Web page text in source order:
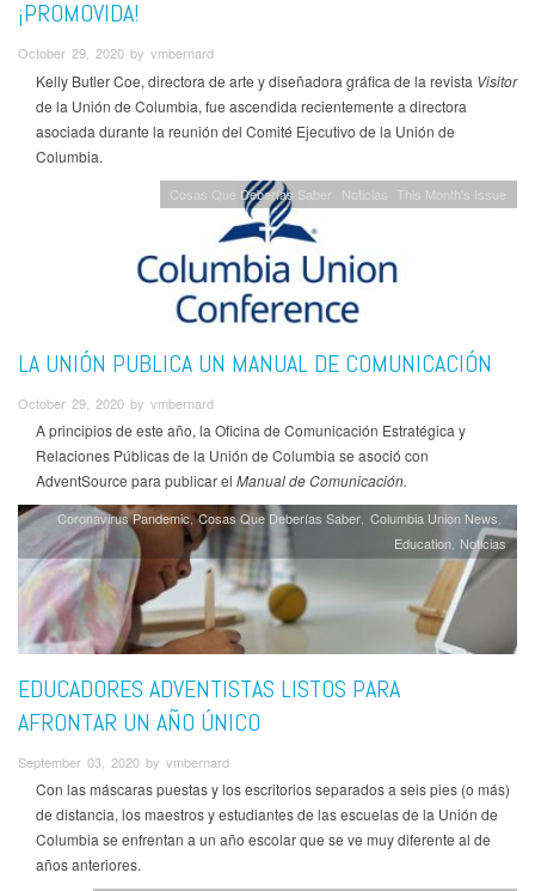
¡PROMOVIDA!
October 29, 2020 by vmbernard
Kelly Butler Coe, directora de arte y diseñadora gráfica de la revista Visitor
de la Unión de Columbia, fue ascendida recientemente a directora
asociada durante la reunión del Comité Ejecutivo de la Unión de
Columbia.
Cosas Que Deberías Saber Noticias This Month's Issue
LA UNIÓN PUBLICA UN MANUAL DE COMUNICACIÓN
October 29, 2020 by vmbernard
A principios de este año, la Oficina de Comunicación Estratégica y
Relaciones Públicas de la Unión de Columbia se asoció con
AdventSource para publicar el Manual de Comunicación.
Coronavirus Pandemic Cosas Que Deberías Saber Columbia Union News
Education Noticias
EDUCADORES ADVENTISTAS LISTOS PARA
AFRONTAR UN AÑO ÚNICO
September 03, 2020 by vmbernard
Con las máscaras puestas y los escritorios separados a seis pies (o más)
de distancia, los maestros y estudiantes de las escuelas de la Unión de
Columbia se enfrentan a un año escolar que se ve muy diferente al de
años anteriores.